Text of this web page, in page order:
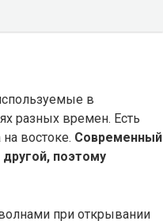
в
разных времен. Есть
востоке. Современный
поэтому